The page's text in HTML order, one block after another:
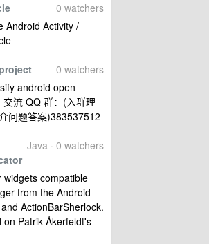
0 watchers
Android Activity /
0 watchers
android open
流 QQ 群：(入群理
问题答案)383537512
Java · 0 watchers
widgets compatible
from the Android
ActionBarSherlock.
on Patrik Åkerfeldt's